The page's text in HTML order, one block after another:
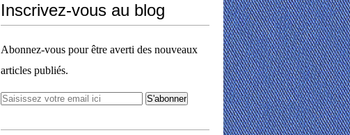
Inscrivez-vous au blog
Abonnez-vous pour être averti des nouveaux
articles publiés.